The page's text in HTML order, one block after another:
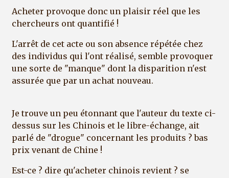
Acheter provoque donc un plaisir réel que les
chercheurs ont quantifié !
L'arrêt de cet acte ou son absence répétée chez
des individus qui l'ont réalisé, semble provoquer
une sorte de "manque" dont la disparition n'est
assurée que par un achat nouveau.
Je trouve un peu étonnant que l'auteur du texte ci-
dessus sur les Chinois et le libre-échange, ait
parlé de "drogue" concernant les produits ? bas
prix venant de Chine !
Est-ce ? dire qu'acheter chinois revient ? se